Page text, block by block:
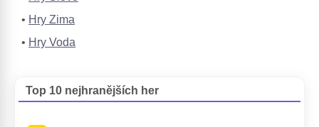
Hry Zima
Hry Voda
Top 10 nejhranějších her